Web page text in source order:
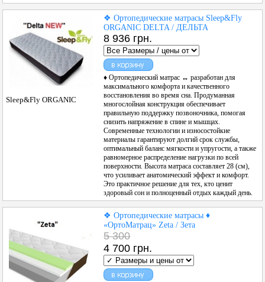
Sleep&Fly ORGANIC
❖ Ортопедические матрасы Sleep&Fly
ORGANIC DELTA / ДЕЛЬТА
8 936 грн.
♦ Ортопедический матрас ↔ разработан для
максимального комфорта и качественного
восстановления во время сна. Продуманная
многослойная конструкция обеспечивает
правильную поддержку позвоночника, помогая
снизить напряжение в спине и мышцах.
Современные технологии и износостойкие
материалы гарантируют долгий срок службы,
оптимальный баланс мягкости и упругости, а также
равномерное распределение нагрузки по всей
поверхности. Высота матраса составляет 28 (см),
что усиливает анатомический эффект и комфорт.
Это практичное решение для тех, кто ценит
здоровый сон и полноценный отдых каждый день.
❖ Ортопедические матрасы ♦
«ОртоМатрац» Zeta / Зета
5 300
4 700 грн.